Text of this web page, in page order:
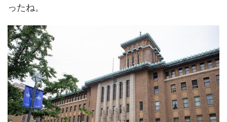
ったね。